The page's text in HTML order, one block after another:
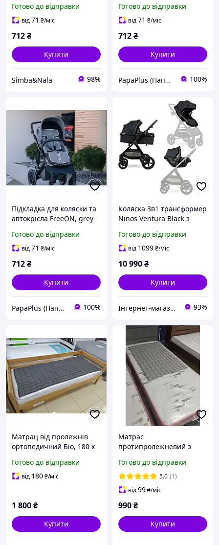
Готово до відправки
від71 ₴/міс
712₴
Купити
Simba&Nala 98%
Готово до відправки
від71 ₴/міс
712₴
Купити
PapaPlus (Папа Плюс) 100%
Підкладка для коляски та
автокрісла FreeON, grey -
Готово до відправки
від71 ₴/міс
712₴
Купити
PapaPlus (Папа Плюс) 100%
Коляска 3в1 трансформер
Ninos Ventura Black з
Готово до відправки
від 1099₴/міс
10 990₴
Купити
Інтернет-магазин "Kid Toys" 93%
Матрац від пролежнів
ортопедичний Біо, 180 x
прання з наповнювачем.
Готово до відправки
від 180₴/міс
1 800₴
Купити
Матрас
протипролежневий з
наповненням, 100 x 75
см. Можливість прання
разом з наповнювачем !!!
Готово до відправки
5.0 (1)
від99₴/міс
990₴
Купити